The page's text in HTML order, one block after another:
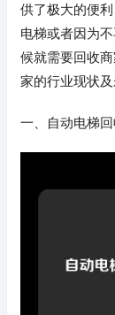
供了极大的便
电梯或者因为
候就需要回收
家的行业现状及
一、自动电梯